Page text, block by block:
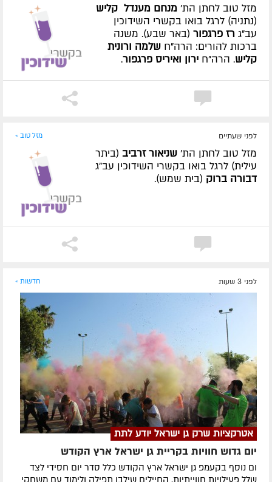
מזל טוב לחתן הת' מנחם מענדל קליש
(נתניה) לרגל בואו בקשרי השידוכין
עב"ג רז פרגפור (באר שבע). משנה
ברכות להורים: הרה"ח שלמה ורונית
קליש. הרה"ח ירון ואיריס פרגפור.
לפני שעתיים מזל טוב »
מזל טוב לחתן הת' שניאור זרביב (ביתר
עילית) לרגל בואו בקשרי השידוכין עב"ג
דבורה ברוק (בית שמש).
לפני 3 שעות חדשות »
אטרקציות שרק גן ישראל יודע לתת
יום גדוש חוויות בקריית גן ישראל ארץ הקודש
ום נוסף בקעמפ גן ישראל ארץ הקודש כלל סדר יום חסידי לצד